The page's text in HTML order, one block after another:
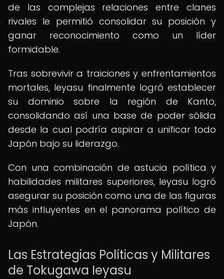
de las complejas relaciones entre clanes
rivales le permitió consolidar su posición y
ganar reconocimiento como un líder
formidable.
Tras sobrevivir a traiciones y enfrentamientos
mortales, Ieyasu finalmente logró establecer
su dominio sobre la región de Kanto,
consolidando así una base de poder sólida
desde la cual podría aspirar a unificar todo
Japón bajo su liderazgo.
Con una combinación de astucia política y
habilidades militares superiores, Ieyasu logró
asegurar su posición como una de las figuras
más influyentes en el panorama político de
Japón.
Las Estrategias Políticas y Militares
de Tokugawa Ieyasu